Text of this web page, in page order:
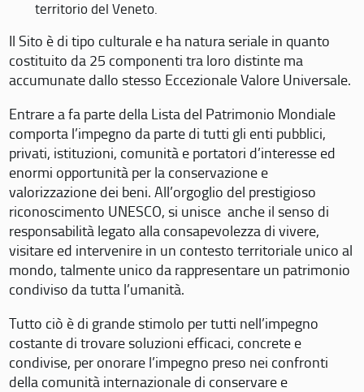
territorio del Veneto.
Il Sito è di tipo culturale e ha natura seriale in quanto
costituito da 25 componenti tra loro distinte ma
accumunate dallo stesso Eccezionale Valore Universale.
Entrare a fa parte della Lista del Patrimonio Mondiale
comporta l’impegno da parte di tutti gli enti pubblici,
privati, istituzioni, comunità e portatori d’interesse ed
enormi opportunità per la conservazione e
valorizzazione dei beni. All’orgoglio del prestigioso
riconoscimento UNESCO, si unisce anche il senso di
responsabilità legato alla consapevolezza di vivere,
visitare ed intervenire in un contesto territoriale unico al
mondo, talmente unico da rappresentare un patrimonio
condiviso da tutta l’umanità.
Tutto ciò è di grande stimolo per tutti nell’impegno
costante di trovare soluzioni efficaci, concrete e
condivise, per onorare l’impegno preso nei confronti
della comunità internazionale di conservare e